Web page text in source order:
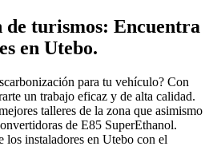
de turismos: Encuentra
en Utebo.
para tu vehículo? Con
un trabajo eficaz y de alta calidad.
talleres de la zona que asimismo
de E85 SuperEthanol.
los instaladores en Utebo con el